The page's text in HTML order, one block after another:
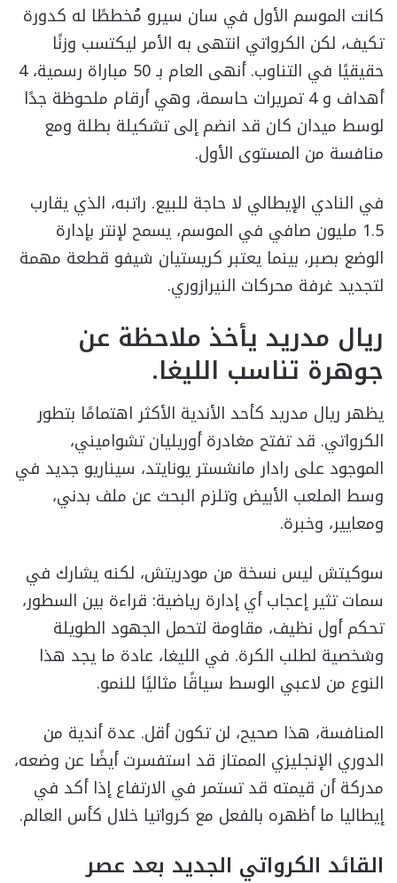
كانت الموسم الأول في سان سيرو مُخططًا له كدورة
تكيف، لكن الكرواتي انتهى به الأمر ليكتسب وزنًا
حقيقيًا في التناوب. أنهى العام بـ 50 مباراة رسمية، 4
أهداف و 4 تمريرات حاسمة، وهي أرقام ملحوظة جدًا
لوسط ميدان كان قد انضم إلى تشكيلة بطلة ومع
منافسة من المستوى الأول.
في النادي الإيطالي لا حاجة للبيع. راتبه، الذي يقارب
1.5 مليون صافي في الموسم، يسمح لإنتر بإدارة
الوضع بصبر، بينما يعتبر كريستيان شيفو قطعة مهمة
لتجديد غرفة محركات النيرازوري.
ريال مدريد يأخذ ملاحظة عن
جوهرة تناسب الليغا.
يظهر ريال مدريد كأحد الأندية الأكثر اهتمامًا بتطور
الكرواتي. قد تفتح مغادرة أوريليان تشواميني،
الموجود على رادار مانشستر يونايتد، سيناريو جديد في
وسط الملعب الأبيض وتلزم البحث عن ملف بدني،
ومعايير، وخبرة.
سوكيتش ليس نسخة من مودريتش، لكنه يشارك في
سمات تثير إعجاب أي إدارة رياضية: قراءة بين السطور،
تحكم أول نظيف، مقاومة لتحمل الجهود الطويلة
وشخصية لطلب الكرة. في الليغا، عادة ما يجد هذا
النوع من لاعبي الوسط سياقًا مثاليًا للنمو.
المنافسة، هذا صحيح، لن تكون أقل. عدة أندية من
الدوري الإنجليزي الممتاز قد استفسرت أيضًا عن وضعه،
مدركة أن قيمته قد تستمر في الارتفاع إذا أكد في
إيطاليا ما أظهره بالفعل مع كرواتيا خلال كأس العالم.
القائد الكرواتي الجديد بعد عصر